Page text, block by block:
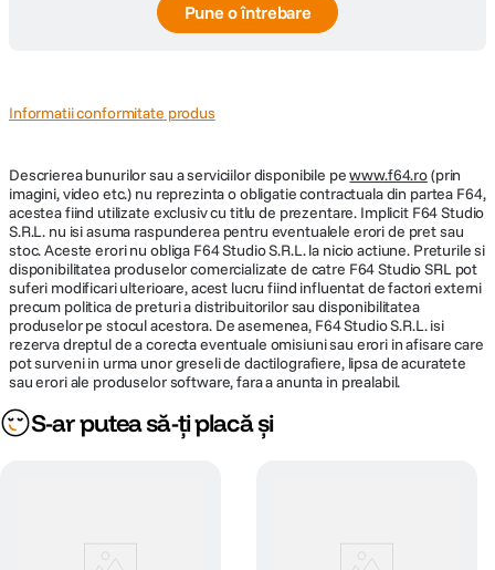
Pune o întrebare
Informatii conformitate produs
Descrierea bunurilor sau a serviciilor disponibile pewww.f64.ro(prin
imagini, video etc.) nu reprezinta o obligatie contractuala din partea F64,
acestea fiind utilizate exclusiv cu titlu de prezentare. Implicit F64 Studio
S.R.L. nu isi asuma raspunderea pentru eventualele erori de pret sau
stoc. Aceste erori nu obliga F64 Studio S.R.L. la nicio actiune. Preturile si
disponibilitatea produselor comercializate de catre F64 Studio SRL pot
suferi modificari ulterioare, acest lucru fiind influentat de factori externi
precum politica de preturi a distribuitorilor sau disponibilitatea
produselor pe stocul acestora. De asemenea, F64 Studio S.R.L. isi
rezerva dreptul de a corecta eventuale omisiuni sau erori in afisare care
pot surveni in urma unor greseli de dactilografiere, lipsa de acuratete
sau erori ale produselor software, fara a anunta in prealabil.
S-ar putea să-ți placă și